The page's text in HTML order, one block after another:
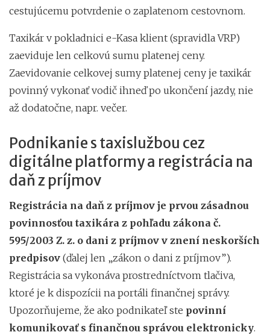
cestujúcemu potvrdenie o zaplatenom cestovnom.
Taxikár v pokladnici e-Kasa klient (spravidla VRP)
zaeviduje len celkovú sumu platenej ceny.
Zaevidovanie celkovej sumy platenej ceny je taxikár
povinný vykonať vodič ihneď po ukončení jazdy, nie
až dodatočne, napr. večer.
Podnikanie s taxislužbou cez
digitálne platformy a registrácia na
daň z príjmov
Registrácia na daň z príjmov je prvou zásadnou
povinnosťou taxikára z pohľadu zákona č.
595/2003 Z. z. o dani z príjmov v znení neskorších
predpisov (ďalej len „zákon o dani z príjmov”).
Registrácia sa vykonáva prostredníctvom tlačiva,
ktoré je k dispozícii na portáli finančnej správy.
Upozorňujeme, že ako podnikateľ ste povinní
komunikovať s finančnou správou elektronicky.